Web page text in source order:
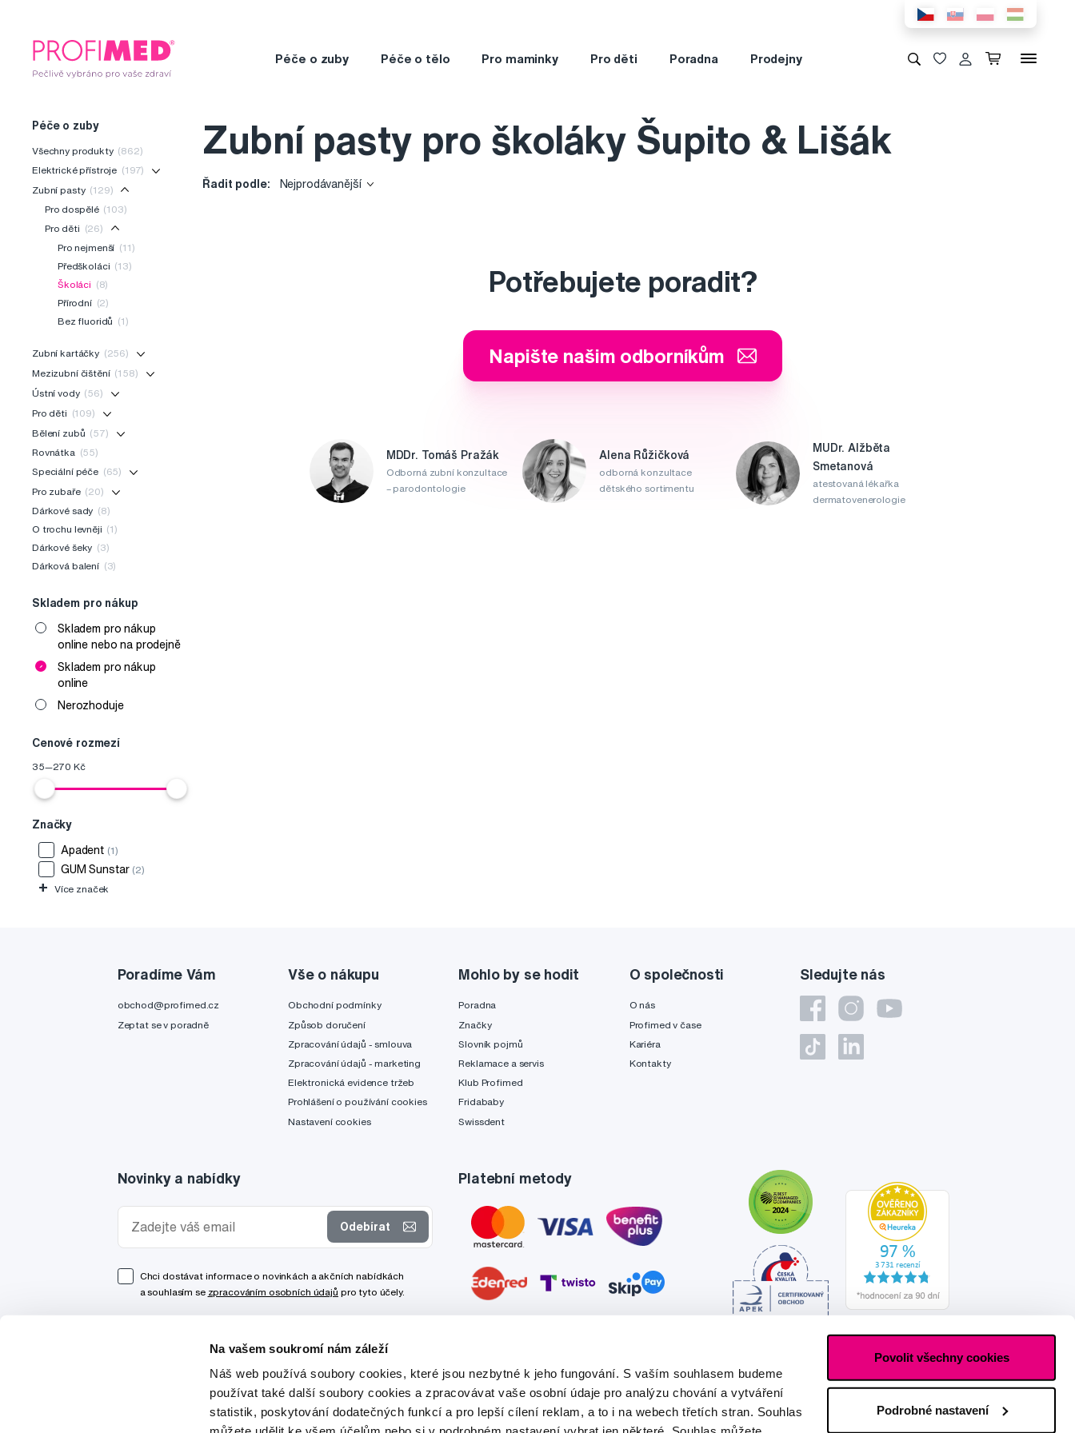
Na vašem soukromí nám záleží
Náš web používá soubory cookies, které jsou nezbytné k jeho fungování. S vaším souhlasem budeme
používat také další soubory cookies a zpracovávat vaše osobní údaje pro analýzu chování a vytváření
statistik, poskytování dodatečných funkcí a pro lepší cílení reklam, a to i na webech třetích stran. Souhlas
Povolit všechny cookies
Podrobné nastavení
Péče o zuby Péče o tělo Pro maminky Pro děti Poradna Prodejny
Péče o zuby
Všechny produkty (862)
Elektrické přístroje (197)
Zubní pasty (129)
Pro dospělé (103)
Pro děti
(26)
Pro nejmenší (11)
Předškoláci (13)
Školáci (8)
Přírodní (2)
Bez fluoridů (1)
Zubní kartáčky (256)
Mezizubní čištění (158)
Ústní vody (56)
Pro děti
(109)
Bělení zubů (57)
Rovnátka
(55)
Speciální péče (65)
Pro zubaře (20)
Dárkové sady (8)
O trochu levněji (1)
Dárkové šeky (3)
Dárková balení (3)
Skladem pro nákup
Skladem pro nákup
online nebo na prodejně
Skladem pro nákup
online
Nerozhoduje
Cenové rozmezí
35—270 Kč
Značky
Apadent (1)
GUM Sunstar (2)
+ Více značek
Zubní pasty pro školáky Šupito & Lišák
Řadit podle: Nejprodávanější
Potřebujete poradit?
Napište našim odborníkům
MDDr. Tomáš Pražák
Odborná zubní konzultace
– parodontologie
Alena Růžičková
odborná konzultace
dětského sortimentu
MUDr. Alžběta
Smetanová
atestovaná lékařka
dermatovenerologie
Sledujte nás
Poradíme Vám
obchod@profimed.cz
Zeptat se v poradně
Vše o nákupu
Obchodní podmínky
Způsob doručení
Zpracování údajů - smlouva
Zpracování údajů - marketing
Elektronická evidence tržeb
Prohlášení o používání cookies
Nastavení cookies
Mohlo by se hodit
Poradna
Značky
Slovník pojmů
Reklamace a servis
Klub Profimed
Fridababy
Swissdent
O společnosti
O nás
Profimed v čase
Kariéra
Kontakty
Novinky a nabídky
Odebírat
Chci dostávat informace o novinkách a akčních nabídkách
a souhlasím se zpracováním osobních údajů pro tyto účely.
Platební metody